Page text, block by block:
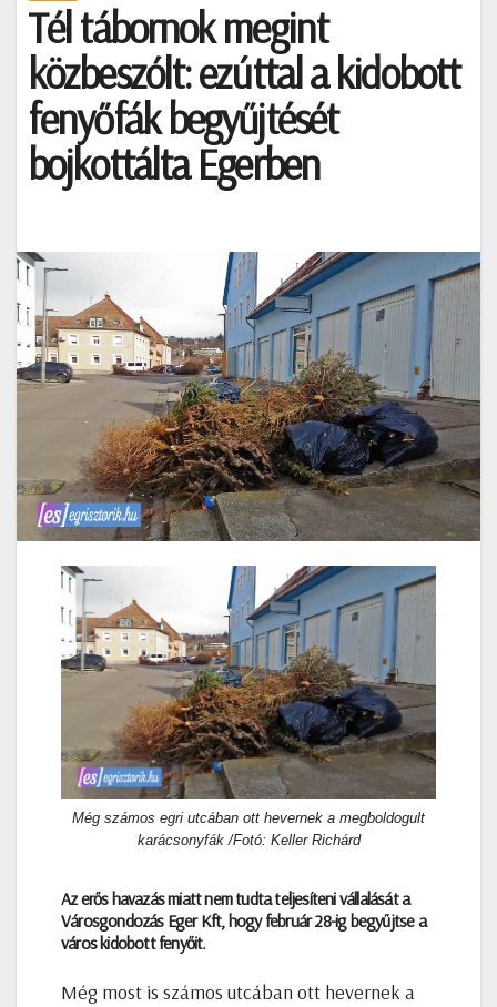
Tél tábornok megint
közbeszólt: ezúttal a kidobott
fenyőfák begyűjtését
bojkottálta Egerben
Még számos egri utcában ott hevernek a megboldogult
karácsonyfák /Fotó: Keller Richárd
Az erős havazás miatt nem tudta teljesíteni vállalását a
Városgondozás Eger Kft, hogy február 28-ig begyűjtse a
város kidobott fenyőit.
Még most is számos utcában ott hevernek a